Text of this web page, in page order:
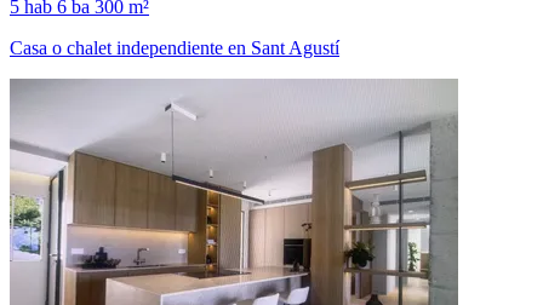
5 hab 6 ba 300 m²
Casa o chalet independiente en Sant Agustí